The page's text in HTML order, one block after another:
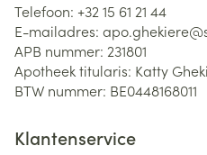
Telefoon: +32 15 61 21 44
E-mailadres: apo.ghekiere@
APB nummer: 231801
Apotheek titularis: Katty
BTW nummer: BE0448168011
Klantenservice